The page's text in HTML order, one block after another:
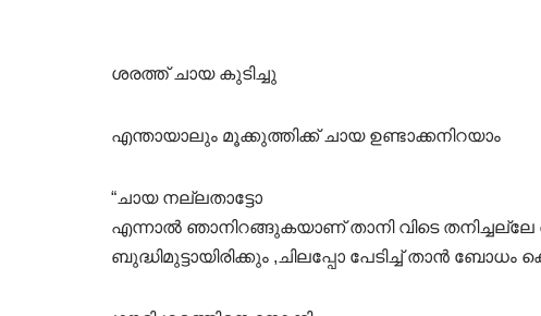
ശരത്ത് ചായ കുടിച്ചു
എന്തായാലും മൂക്കുത്തിക്ക് ചായ ഉണ്ടാക്കനിറയാം
“ചായ നല്ലതാട്ടോ
എന്നാൽ ഞാനിറങ്ങുകയാണ് താനി വിടെ
ബുദ്ധിമുട്ടായിരിക്കും ,ചിലപ്പോ പേടിച്ച് താൻ ബോധം